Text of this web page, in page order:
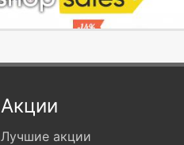
Акции
Лучшие акции